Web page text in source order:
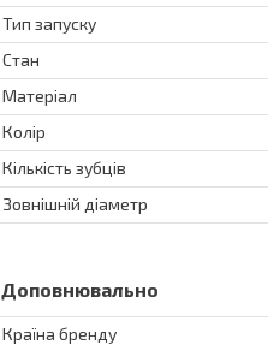
Тип запуску
Стан
Матеріал
Колір
Кількість зубців
Зовнішній діаметр
Доповнювально
Країна бренду